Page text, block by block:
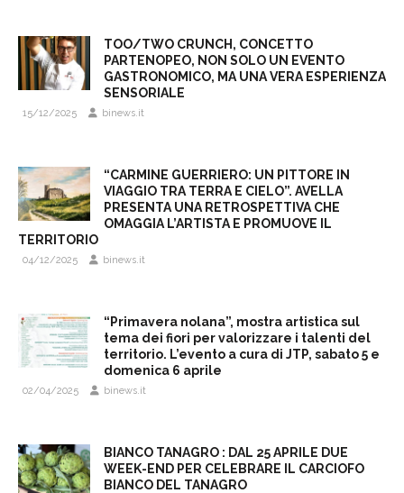
TOO/TWO CRUNCH, CONCETTO
PARTENOPEO, NON SOLO UN EVENTO
GASTRONOMICO, MA UNA VERA ESPERIENZA
SENSORIALE
15/12/2025 binews.it
“CARMINE GUERRIERO: UN PITTORE IN
VIAGGIO TRA TERRA E CIELO”. AVELLA
PRESENTA UNA RETROSPETTIVA CHE
OMAGGIA L’ARTISTA E PROMUOVE IL
TERRITORIO
04/12/2025 binews.it
“Primavera nolana”, mostra artistica sul
tema dei fiori per valorizzare i talenti del
territorio. L’evento a cura di JTP, sabato 5 e
domenica 6 aprile
02/04/2025 binews.it
BIANCO TANAGRO : DAL 25 APRILE DUE
WEEK-END PER CELEBRARE IL CARCIOFO
BIANCO DEL TANAGRO